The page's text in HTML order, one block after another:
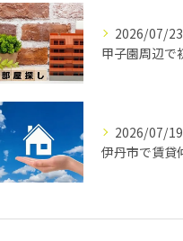
2026/07/23
2026/07/19